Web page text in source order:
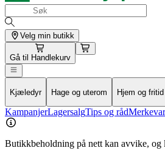
Velg min butikk
Gå til Handlekurv
Kjæledyr Hage og uterom Hjem og fritid
KampanjerLagersalgTips og råd
Butikkbeholdning på nett kan avvike,